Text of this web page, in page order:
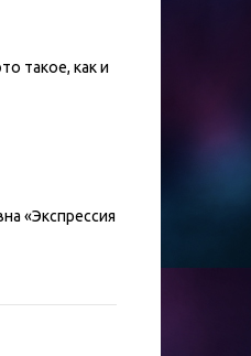
такое, как и
«Экспрессия